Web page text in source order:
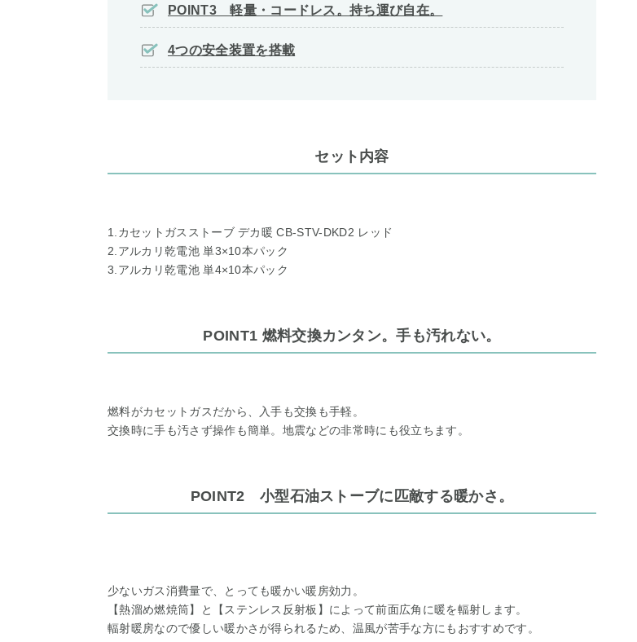
POINT3 軽量・コードレス。持ち運び自在。
4つの安全装置を搭載
セット内容
1.カセットガスストーブ デカ暖 CB-STV-DKD2 レッド
2.アルカリ乾電池 単3×10本パック
3.アルカリ乾電池 単4×10本パック
POINT1 燃料交換カンタン。手も汚れない。
燃料がカセットガスだから、入手も交換も手軽。
交換時に手も汚さず操作も簡単。地震などの非常時にも役立ちます。
POINT2 小型石油ストーブに匹敵する暖かさ。
少ないガス消費量で、とっても暖かい暖房効力。
【熱溜め燃焼筒】と【ステンレス反射板】によって前面広角に暖を輻射します。
輻射暖房なので優しい暖かさが得られるため、温風が苦手な方にもおすすめです。